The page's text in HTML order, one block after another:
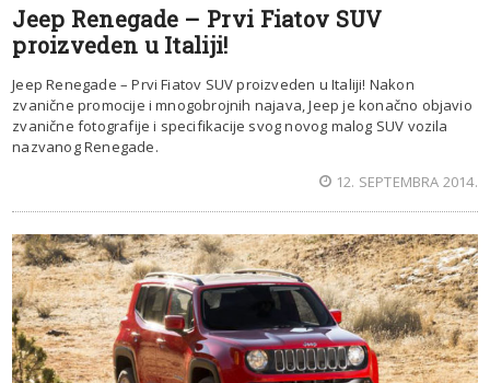
Jeep Renegade – Prvi Fiatov SUV
proizveden u Italiji!
Jeep Renegade – Prvi Fiatov SUV proizveden u Italiji! Nakon
zvanične promocije i mnogobrojnih najava, Jeep je konačno objavio
zvanične fotografije i specifikacije svog novog malog SUV vozila
nazvanog Renegade.
12. SEPTEMBRA 2014.